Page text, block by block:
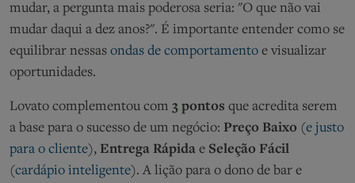
mudar, a pergunta mais poderosa seria: "O que não vai
mudar daqui a dez anos?". É importante entender como se
equilibrar nessas ondas de comportamento e visualizar
oportunidades.
Lovato complementou com 3 pontos que acredita serem
a base para o sucesso de um negócio: Preço Baixo (e justo
para o cliente), Entrega Rápida e Seleção Fácil
(cardápio inteligente). A lição para o dono de bar e